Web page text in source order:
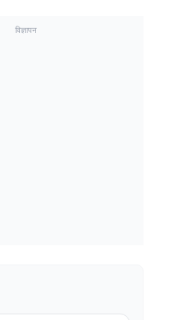
विज्ञापन